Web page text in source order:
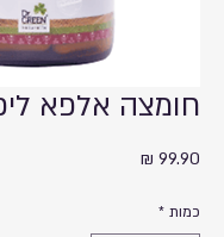
חומצה אלפא
כמות *